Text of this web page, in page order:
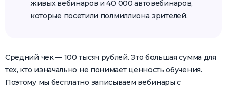
живых вебинаров и 40 000 автовебинаров,
которые посетили полмиллиона зрителей.
Средний чек — 100 тысяч рублей. Это большая сумма для
тех, кто изначально не понимает ценность обучения.
Поэтому мы бесплатно записываем вебинары с